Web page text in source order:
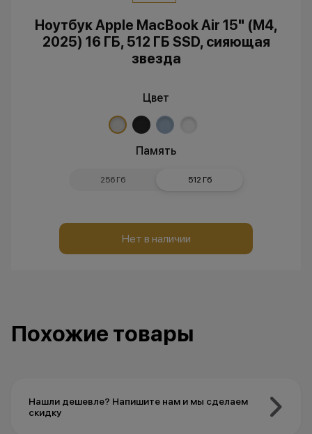
Ноутбук Apple MacBook Air 15" (M4,
2025) 16 ГБ, 512 ГБ SSD, сияющая
звезда
Цвет
Память
256 Гб 512 Гб
Нет в наличии
Похожие товары
Нашли дешевле? Напишите нам и мы сделаем
скидку